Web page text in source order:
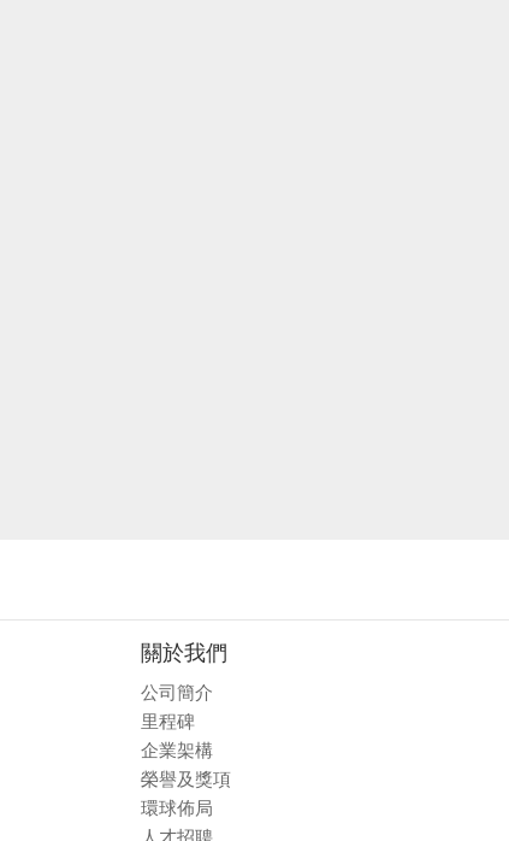
關於我們
公司簡介
里程碑
企業架構
榮譽及獎項
環球佈局
人才招聘